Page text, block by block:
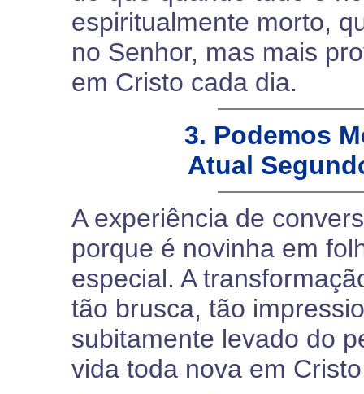
espiritualmente morto,
no Senhor, mas mais
em Cristo cada dia.
3. Podemos
Atual
A experiência de
porque é novinha em
especial. A
tão brusca, tão
subitamente levado do
vida toda nova em